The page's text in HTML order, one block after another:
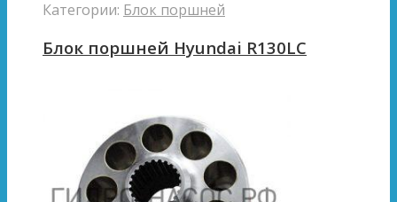
Категории: Блок поршней
Блок поршней Hyundai R130LC